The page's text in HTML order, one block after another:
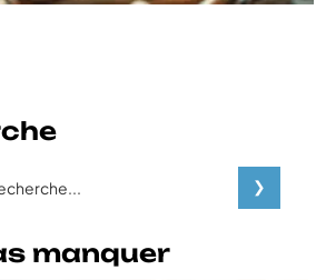
manquer